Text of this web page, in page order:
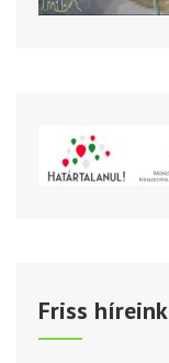
Friss híreink